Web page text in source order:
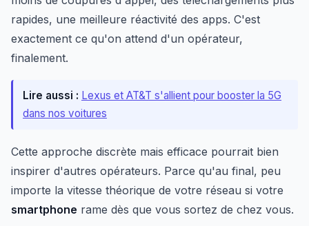
rapides, une meilleure réactivité des apps. C'est
exactement ce qu'on attend d'un opérateur,
finalement.
Lire aussi : Lexus et AT&T s'allient pour booster la 5G
dans nos voitures
Cette approche discrète mais efficace pourrait bien
inspirer d'autres opérateurs. Parce qu'au final, peu
importe la vitesse théorique de votre réseau si votre
smartphone rame dès que vous sortez de chez vous.